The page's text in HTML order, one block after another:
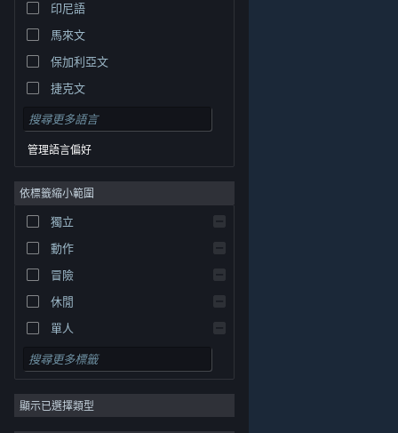
© Valve Corporation. 版權所有。所有商標皆為個別所有
權人在美國與其它國家（地區）之財產。隱私權政策|
法律聲明|輔助功能|Steam 訂戶協議|退款|
Cookie
印尼語
馬來文
保加利亞文
捷克文
丹麥文
德文
英文
西班牙文 - 西班牙
西班牙文 - 拉丁美洲
希臘文
管理語言偏好
依標籤縮小範圍
獨立
動作
冒險
休閒
單人
模擬
角色扮演
策略
顯示已選擇類型